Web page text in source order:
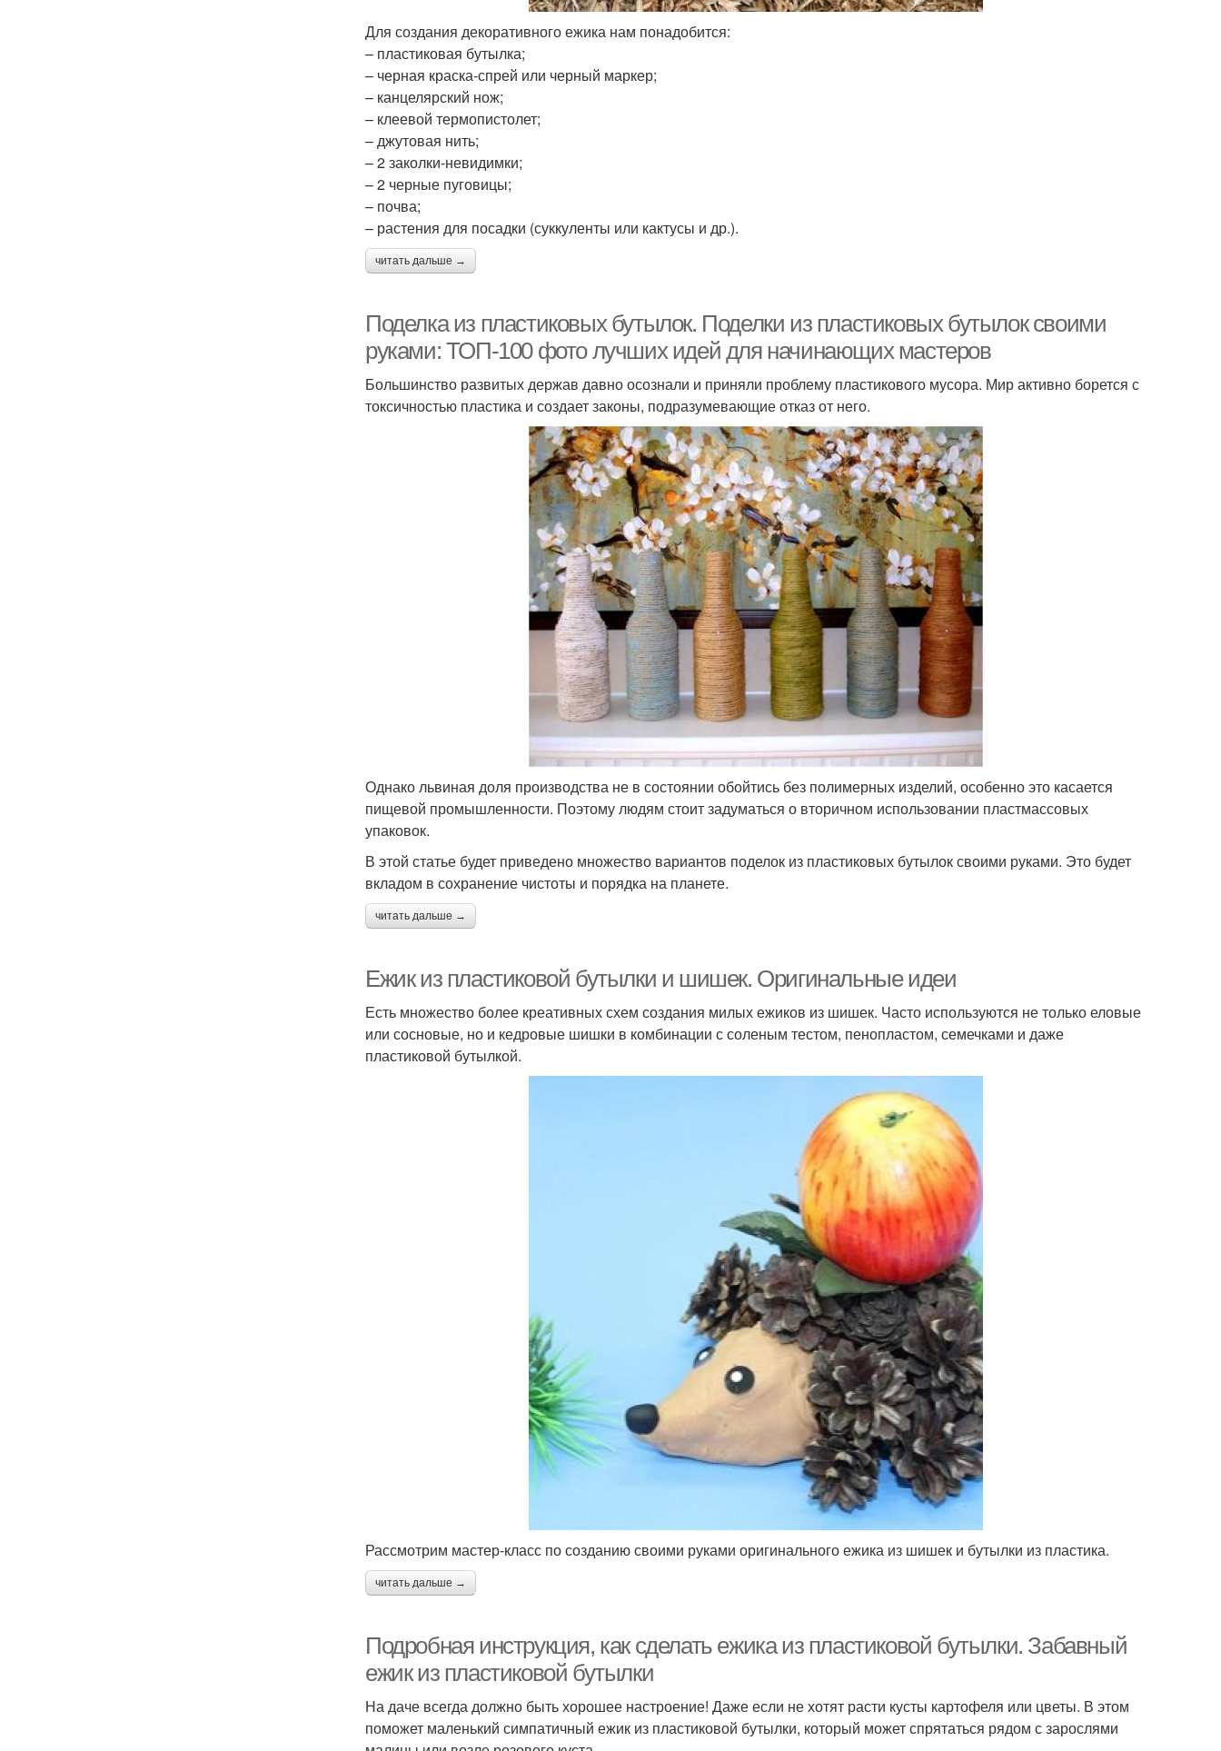
Для создания декоративного ежика нам понадобится:
– пластиковая бутылка;
– черная краска-спрей или черный маркер;
– канцелярский нож;
– клеевой термопистолет;
– джутовая нить;
– 2 заколки-невидимки;
– 2 черные пуговицы;
– почва;
– растения для посадки (суккуленты или кактусы и др.).
читать дальше →
Поделка из пластиковых бутылок. Поделки из пластиковых бутылок своими
руками: ТОП-100 фото лучших идей для начинающих мастеров
Большинство развитых держав давно осознали и приняли проблему пластикового мусора. Мир активно борется с
токсичностью пластика и создает законы, подразумевающие отказ от него.
Однако львиная доля производства не в состоянии обойтись без полимерных изделий, особенно это касается
пищевой промышленности. Поэтому людям стоит задуматься о вторичном использовании пластмассовых
упаковок.
В этой статье будет приведено множество вариантов поделок из пластиковых бутылок своими руками. Это будет
вкладом в сохранение чистоты и порядка на планете.
читать дальше →
Ежик из пластиковой бутылки и шишек. Оригинальные идеи
Есть множество более креативных схем создания милых ежиков из шишек. Часто используются не только еловые
или сосновые, но и кедровые шишки в комбинации с соленым тестом, пенопластом, семечками и даже
пластиковой бутылкой.
Рассмотрим мастер-класс по созданию своими руками оригинального ежика из шишек и бутылки из пластика.
читать дальше →
Подробная инструкция, как сделать ежика из пластиковой бутылки. Забавный
ежик из пластиковой бутылки
На даче всегда должно быть хорошее настроение! Даже если не хотят расти кусты картофеля или цветы. В этом
поможет маленький симпатичный ежик из пластиковой бутылки, который может спрятаться рядом с зарослями